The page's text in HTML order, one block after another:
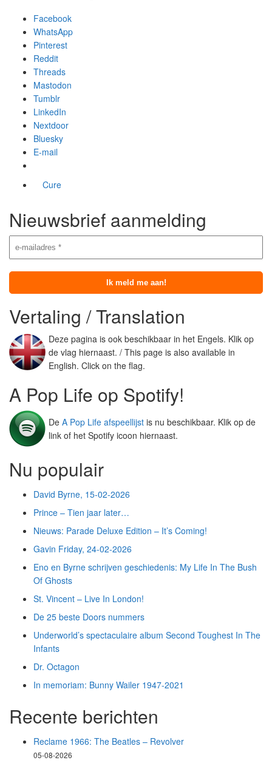
Facebook
WhatsApp
Pinterest
Reddit
Threads
Mastodon
Tumblr
LinkedIn
Nextdoor
Bluesky
E-mail
Cure
Nieuwsbrief aanmelding
Vertaling / Translation
Deze pagina is ook beschikbaar in het Engels. Klik op
de vlag hiernaast. / This page is also available in
English. Click on the flag.
A Pop Life op Spotify!
De A Pop Life afspeellijst is nu beschikbaar. Klik op de
link of het Spotify icoon hiernaast.
Nu populair
David Byrne, 15-02-2026
Prince – Tien jaar later…
Nieuws: Parade Deluxe Edition – It’s Coming!
Gavin Friday, 24-02-2026
Eno en Byrne schrijven geschiedenis: My Life In The Bush
Of Ghosts
St. Vincent – Live In London!
De 25 beste Doors nummers
Underworld’s spectaculaire album Second Toughest In The
Infants
Dr. Octagon
In memoriam: Bunny Wailer 1947-2021
Recente berichten
Reclame 1966: The Beatles – Revolver
05-08-2026